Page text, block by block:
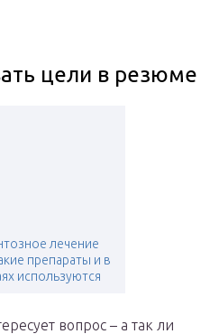
цели в резюме
лечение
препараты и в
используются
вопрос – а так ли